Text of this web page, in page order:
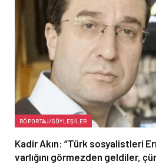
RÖPORTAJ/SÖYLEŞILER
Kadir Akın: “Türk sosyalistleri
varlığını görmezden geldiler,